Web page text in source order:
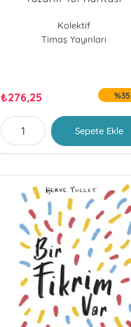
Kolektif
Timaş Yayınları
₺276,25 %35
Sepete Ekle